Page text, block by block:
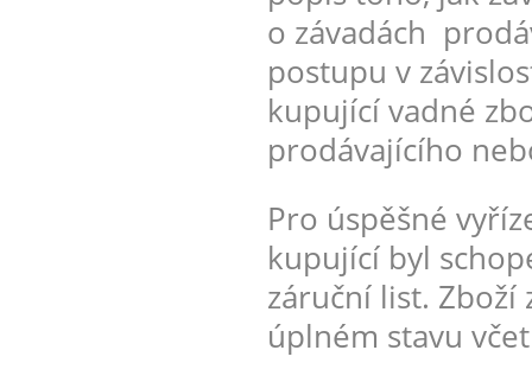
o závadách
postupu v
kupující vadné
prodávajícího
Pro úspěšné
kupující byl
záruční list. Zboží
úplném stavu